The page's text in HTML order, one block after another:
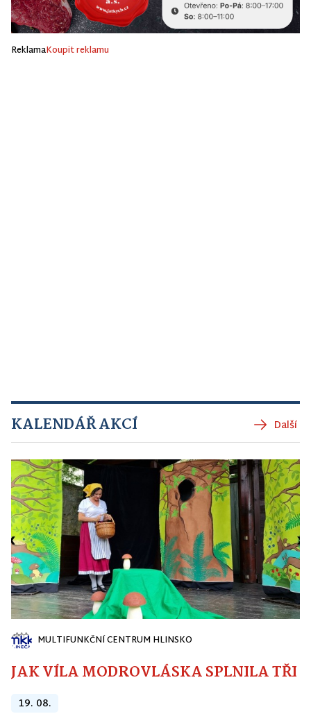
ReklamaKoupit reklamu
KALENDÁŘ AKCÍ Další
MULTIFUNKČNÍ CENTRUM HLINSKO
JAK VÍLA MODROVLÁSKA SPLNILA
19. 08.